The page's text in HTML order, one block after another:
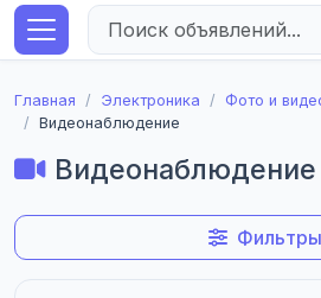
Главная Электроника
Фото и
Видеонаблюдение
Видеонаблюдение
Фильтры